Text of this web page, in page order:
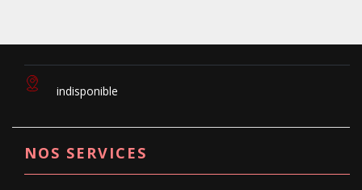
indisponible
NOS SERVICES